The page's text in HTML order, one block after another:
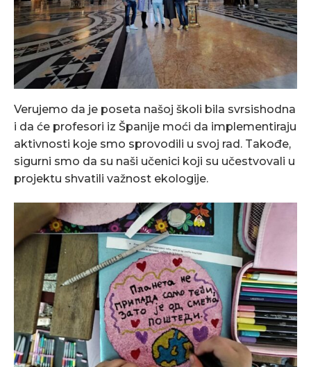
Verujemo da je poseta našoj školi bila svrsishodna
i da će profesori iz Španije moći da implementiraju
aktivnosti koje smo sprovodili u svoj rad. Takođe,
sigurni smo da su naši učenici koji su učestvovali u
projektu shvatili važnost ekologije.